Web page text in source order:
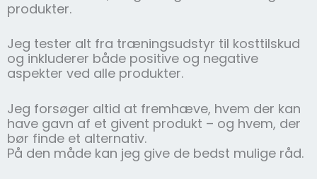
produkter.
Jeg tester alt fra træningsudstyr til kosttilskud
og inkluderer både positive og negative
aspekter ved alle produkter.
Jeg forsøger altid at fremhæve, hvem der kan
have gavn af et givent produkt – og hvem, der
bør finde et alternativ.
På den måde kan jeg give de bedst mulige råd.